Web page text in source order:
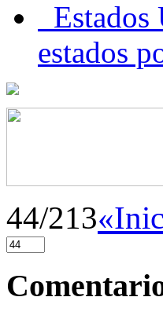
Estados
estados
44/213